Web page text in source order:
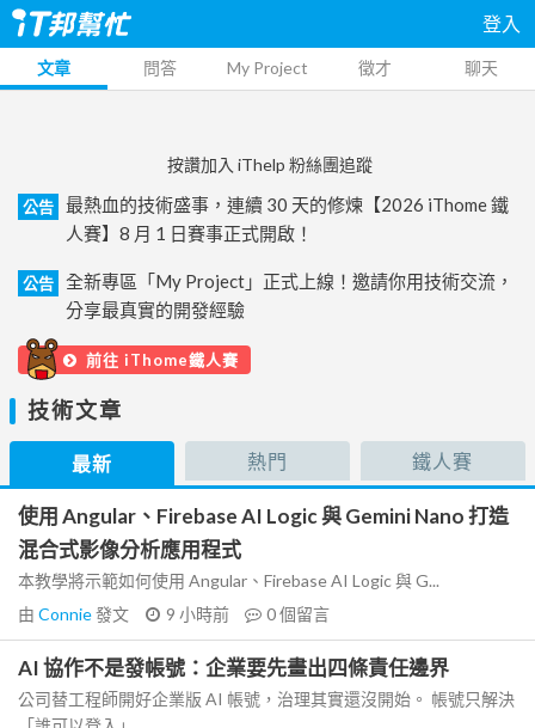
登入
文章 問答 My Project 徵才 聊天
按讚加入 iThelp 粉絲團追蹤
公告
最熱血的技術盛事，連續 30 天的修煉【2026 iThome 鐵
人賽】8 月 1 日賽事正式開啟！
公告
全新專區「My Project」正式上線！邀請你用技術交流，
分享最真實的開發經驗
前往 iThome鐵人賽
技術文章
最新 熱門 鐵人賽
使用 Angular、Firebase AI Logic 與 Gemini Nano 打造
混合式影像分析應用程式
本教學將示範如何使用 Angular、Firebase AI Logic 與 G...
由 Connie發文 9 小時前 0個留言
AI 協作不是發帳號：企業要先畫出四條責任邊界
公司替工程師開好企業版 AI 帳號，治理其實還沒開始。 帳號只解決